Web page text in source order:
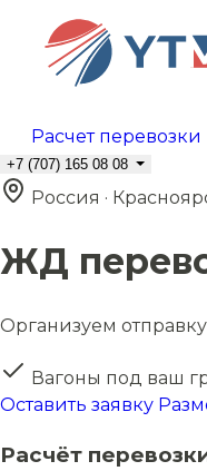
Расчет перевозки
+7 (707) 165 08 08
Россия ·
ЖД
Организуем
Вагоны под ваш
Оставить заявку
Расчёт